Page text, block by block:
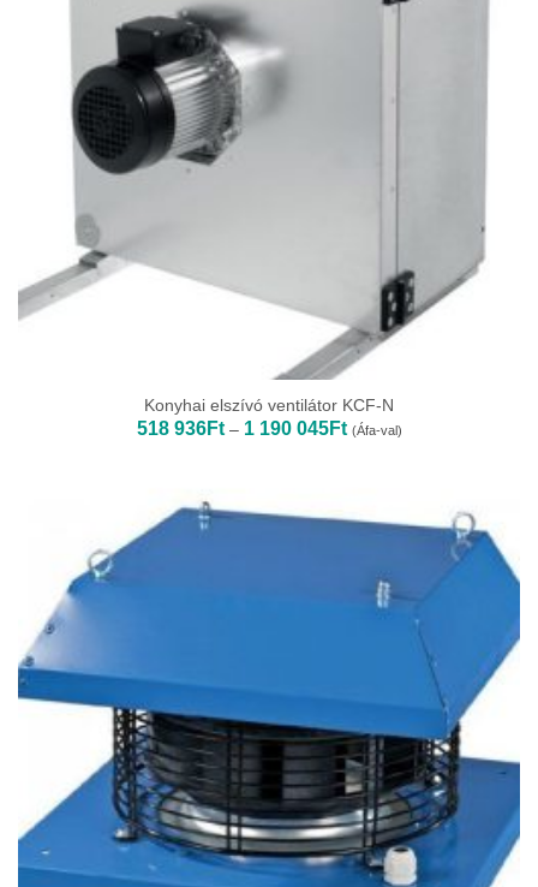
Konyhai elszívó ventilátor KCF-N
518 936Ft – 1 190 045FtÁrtartomány:
518
045Ft
(Áfa-val)